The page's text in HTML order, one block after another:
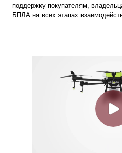
поддержку покупателям,
БПЛА на всех этапах